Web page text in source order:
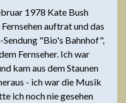
1978 Kate Bush
auftrat und das
Sendung "Bio's Bahnhof",
Fernseher. Ich war
kam aus dem Staunen
- ich war die Musik
ich noch nie gesehen